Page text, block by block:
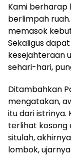
Kami berharap
berlimpah
memasok
Sekaligus
kesejahteraan
sehari-hari,
Ditambahkan
mengatakan,
itu dari istrinya.
terlihat kosong
situlah,
lombok, ujarnya.